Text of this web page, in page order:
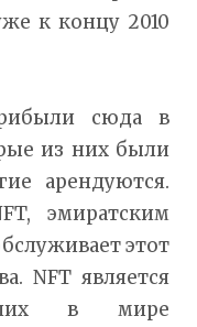
к концу 2010
сюда в
из них были
арендуются.
эмиратским
этот
NFT является
в мире